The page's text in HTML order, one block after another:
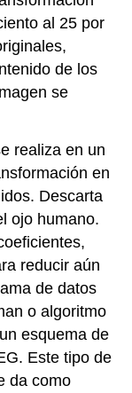
al 25 por
de los
se
realiza en un
en
Descarta
ojo humano.
reducir aún
de datos
o algoritmo
esquema de
Este tipo de
da como